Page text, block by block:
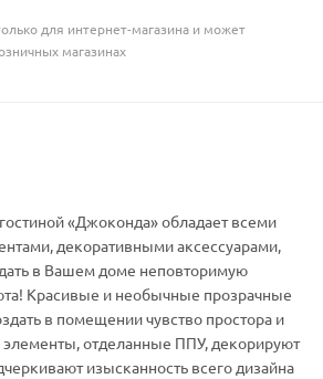
для интернет-магазина и может
магазинах
«Джоконда» обладает всеми
декоративными аксессуарами,
в Вашем доме неповторимую
Красивые и необычные прозрачные
в помещении чувство простора и
элементы, отделанные ППУ, декорируют
изысканность всего дизайна